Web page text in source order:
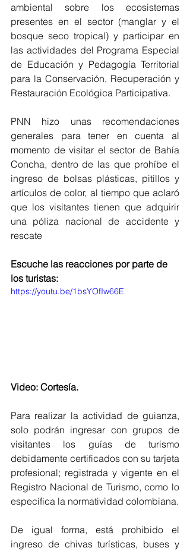
ambiental sobre los ecosistemas
presentes en el sector (manglar y el
bosque seco tropical) y participar en
las actividades del Programa Especial
de Educación y Pedagogía Territorial
para la Conservación, Recuperación y
Restauración Ecológica Participativa.
PNN hizo unas recomendaciones
generales para tener en cuenta al
momento de visitar el sector de Bahía
Concha, dentro de las que prohíbe el
ingreso de bolsas plásticas, pitillos y
artículos de color, al tiempo que aclaró
que los visitantes tienen que adquirir
una póliza nacional de accidente y
rescate
Escuche las reacciones por parte de
los turistas:
https://youtu.be/1bsYOfIw66E
Video: Cortesía.
Para realizar la actividad de guianza,
solo podrán ingresar con grupos de
visitantes los guías de turismo
debidamente certificados con su tarjeta
profesional; registrada y vigente en el
Registro Nacional de Turismo, como lo
específica la normatividad colombiana.
De igual forma, está prohibido el
ingreso de chivas turísticas, buses y